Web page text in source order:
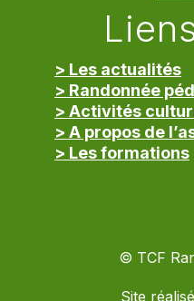
> Les actualités
> Randonnée
> Activités
> A propos de
> Les formations
© TCF
Site